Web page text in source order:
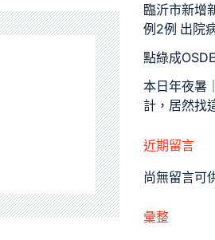
臨沂市新增
例2例 出院
點綠成
本日年夜暑
計，居然找
近期留言
尚無留言可
彙整